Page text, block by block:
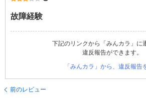
故障経験
下記のリンクから「みんカラ」に
違反報告ができます。
「みんカラ」から、違反報告
前のレビュー